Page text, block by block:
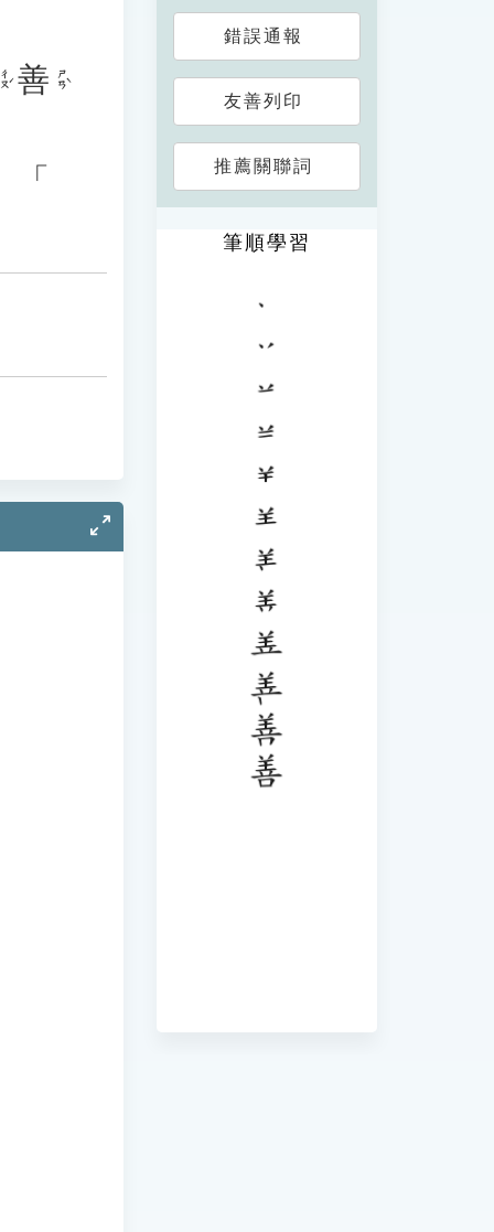
ㄔㄡˊ 善 ㄕㄢˋ
「
錯誤通報
友善列印
推薦關聯詞
筆順學習